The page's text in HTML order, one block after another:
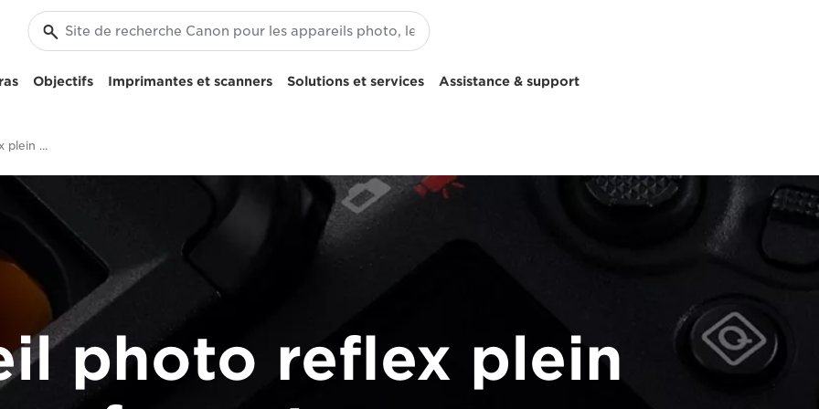
Objectifs Imprimantes et scanners Solutions et services Assistance & support
Appareils photo reflex plein format
photo reflex plein